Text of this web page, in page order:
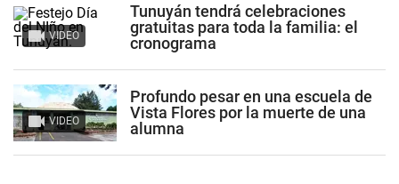
VIDEO
Tunuyán tendrá celebraciones
gratuitas para toda la familia: el
cronograma
VIDEO
Profundo pesar en una escuela de
Vista Flores por la muerte de una
alumna